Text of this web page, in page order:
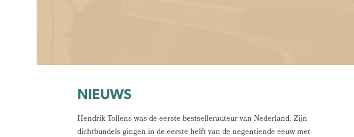
NIEUWS
Hendrik Tollens was de eerste bestsellerauteur van Nederland. Zijn
dichtbundels gingen in de eerste helft van de negentiende eeuw met